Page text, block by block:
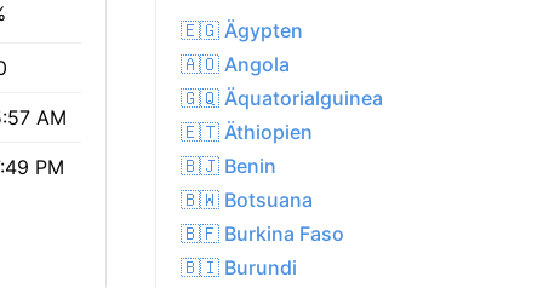
AM
PM
🇪🇬 Ägypten
🇦🇴 Angola
🇬🇶 Äquatorialguinea
🇪🇹 Äthiopien
🇧🇯 Benin
🇧🇼 Botsuana
🇧🇫 Burkina Faso
🇧🇮 Burundi